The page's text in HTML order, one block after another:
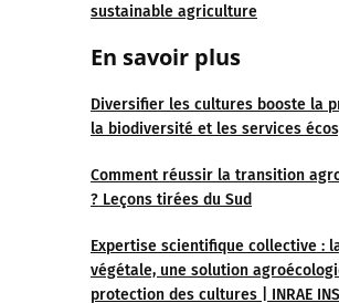
sustainable agriculture
En savoir plus
Diversifier les cultures booste la
la biodiversité et les services
Comment réussir la transition
? Leçons tirées du Sud
Expertise scientifique collective :
végétale, une solution
protection des cultures | INRAE